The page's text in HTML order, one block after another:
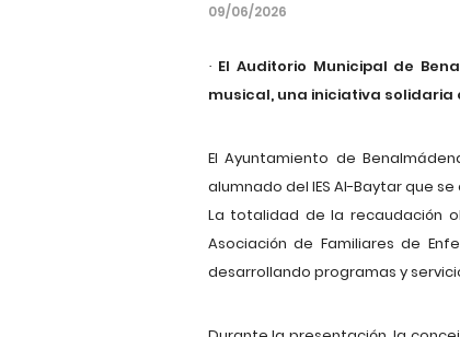
09/06/2026
· El Auditorio Municipal de
musical, una iniciativa solidaria
El Ayuntamiento de
alumnado del IES Al-Baytar que
La totalidad de la recaudación
Asociación de Familiares de
desarrollando programas y